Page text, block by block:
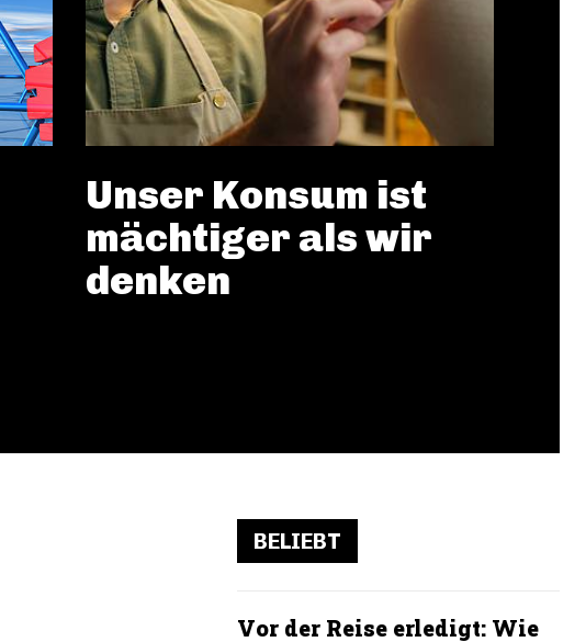
Unser Konsum ist
mächtiger als wir
denken
BELIEBT
Vor der Reise erledigt: Wie